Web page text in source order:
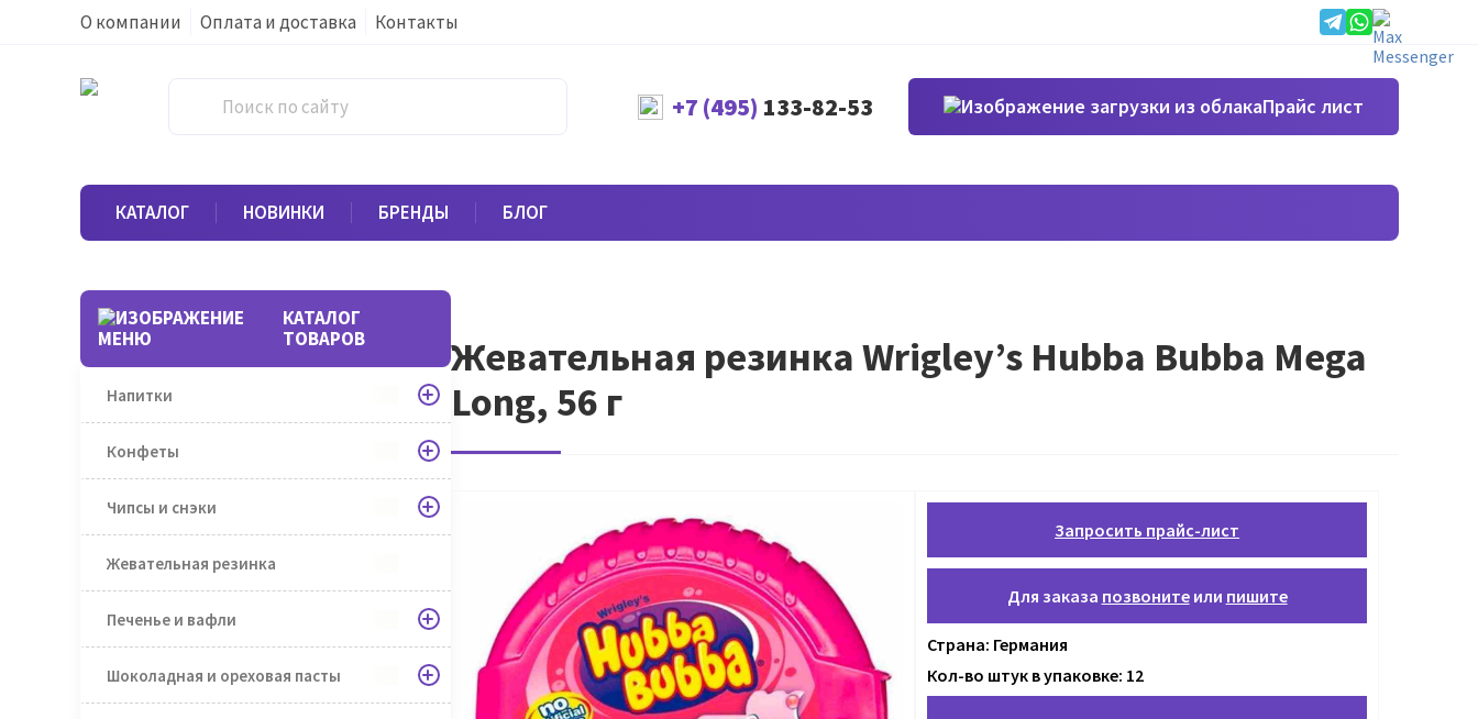
О компании Оплата и доставка Контакты
+7 (495) 133-82-53 Прайс лист
КАТАЛОГ НОВИНКИ БРЕНДЫ БЛОГ
КАТАЛОГ
ТОВАРОВ
Напитки
Конфеты
Чипсы и снэки
Жевательная резинка
Печенье и вафли
Шоколадная и ореховая пасты
Жевательная резинка Wrigley’s Hubba Bubba Mega
Long, 56 г
Запросить прайс-лист
Для заказа позвонитеили пишите
Страна: Германия
Кол-во штук в упаковке: 12